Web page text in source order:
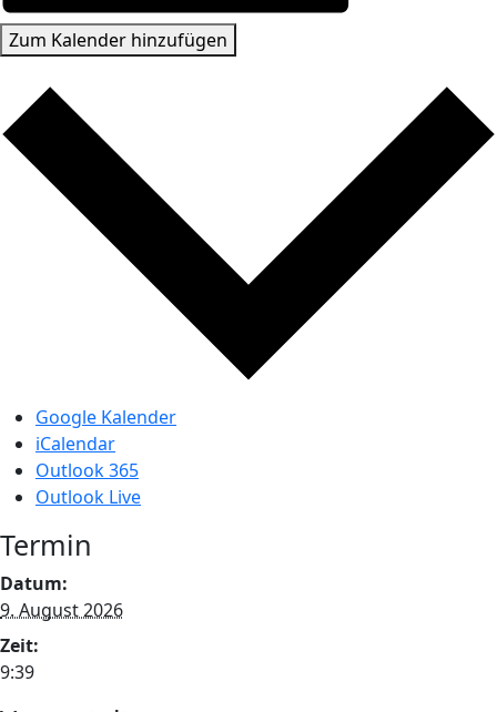
Zum Kalender hinzufügen
Google Kalender
iCalendar
Outlook 365
Outlook Live
Termin
Datum:
9. August 2026
Zeit:
9:39